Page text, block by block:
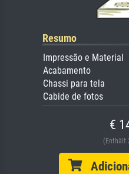
Resumo
Impressão e Material
Acabamento
Chassi para tela
Cabide de fotos
€
(Enthält